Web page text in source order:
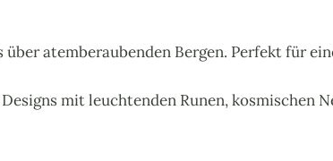
atemberaubenden Bergen. Perfekt für
mit leuchtenden Runen, kosmischen